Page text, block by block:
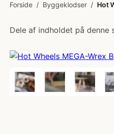
Forside / Byggeklodser / Hot
Dele af indholdet på